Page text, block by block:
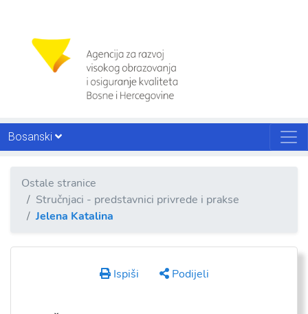
Bosanski
Ostale stranice
Stručnjaci - predstavnici privrede i prakse
Jelena Katalina
Ispiši Podijeli